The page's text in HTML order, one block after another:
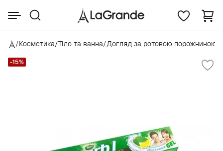
/Косметика/Тіло та ванна/Догляд за ротовою порожниною
-15%